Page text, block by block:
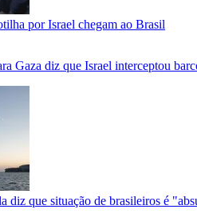
por Israel chegam ao Brasil
Gaza diz que Israel interceptou
diz que situação de brasileiros é